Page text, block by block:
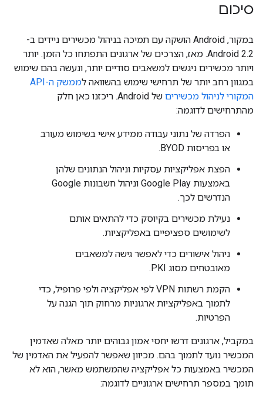
סיכום
במקור, Android הושקה עם תמיכה בניהול מכשירים ניידים ב-
Android 2.2. מאז, הצרכים של ארגונים התפתחו כל הזמן. יותר
ויותר מכשירים ניגשים למשאבים סודיים יותר, ונעשה בהם שימוש
במגוון רחב יותר של תרחישי שימוש בהשוואה ל
ממשק ה-API
המקורי לניהול מכשירים
של Android. ריכזנו כאן חלק
מהתרחישים לדוגמה:
הפרדה של נתוני עבודה ממידע אישי בשימוש מעורב
או בפריסות BYOD.
הפצת אפליקציות עסקיות וניהול הנתונים שלהן
באמצעות Google Play וניהול חשבונות Google
הנדרשים לכך.
נעילת מכשירים בקיוסק כדי להתאים אותם
לשימושים ספציפיים באפליקציות.
ניהול אישורים כדי לאפשר גישה למשאבים
מאובטחים מסוג PKI.
הקמת רשתות VPN לפי אפליקציה ולפי פרופיל, כדי
לתמוך באפליקציות ארגוניות מרחוק תוך הגנה על
הפרטיות.
במקביל, ארגונים דרשו יחסי אמון גבוהים יותר מאלה שאדמין
המכשיר נועד לתמוך בהם. מכיוון שאפשר להפעיל את האדמין של
המכשיר באמצעות כל אפליקציה שהמשתמש מאשר, הוא לא
תומך במספר תרחישים ארגוניים לדוגמה: